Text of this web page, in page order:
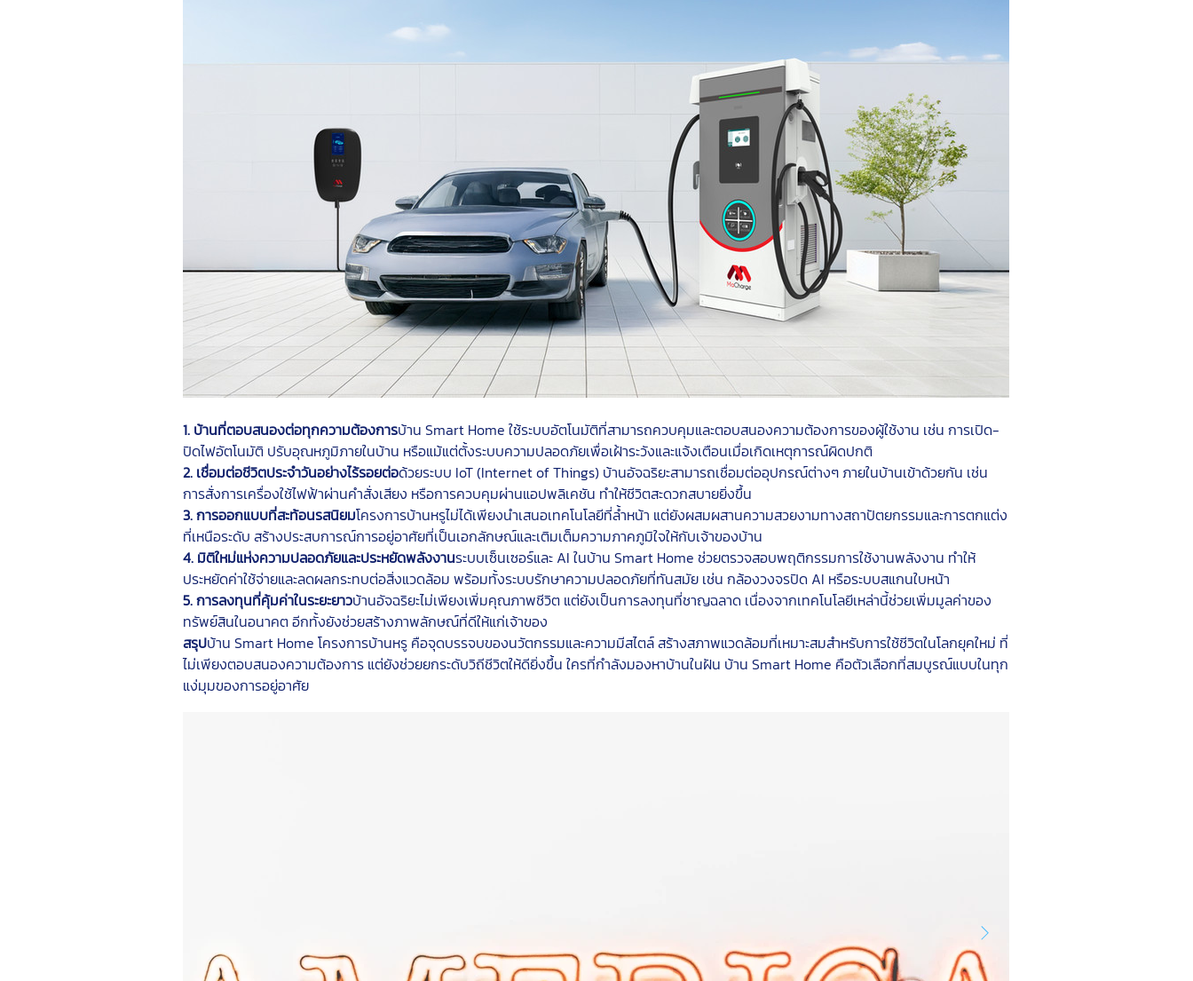
1. บ้านที่ตอบสนองต่อทุกความต้องการบ้าน Smart Home ใช้ระบบอัตโนมัติที่สามารถควบคุมและตอบสนองความต้องการของผู้ใช้งาน เช่น การเปิด-
ปิดไฟอัตโนมัติ ปรับอุณหภูมิภายในบ้าน หรือแม้แต่ตั้งระบบความปลอดภัยเพื่อเฝ้าระวังและแจ้งเตือนเมื่อเกิดเหตุการณ์ผิดปกติ
2. เชื่อมต่อชีวิตประจำวันอย่างไร้รอยต่อด้วยระบบ IoT (Internet of Things) บ้านอัจฉริยะสามารถเชื่อมต่ออุปกรณ์ต่างๆ ภายในบ้านเข้าด้วยกัน เช่น
การสั่งการเครื่องใช้ไฟฟ้าผ่านคำสั่งเสียง หรือการควบคุมผ่านแอปพลิเคชัน ทำให้ชีวิตสะดวกสบายยิ่งขึ้น
3. การออกแบบที่สะท้อนรสนิยมโครงการบ้านหรูไม่ได้เพียงนำเสนอเทคโนโลยีที่ล้ำหน้า แต่ยังผสมผสานความสวยงามทางสถาปัตยกรรมและการตกแต่ง
ที่เหนือระดับ สร้างประสบการณ์การอยู่อาศัยที่เป็นเอกลักษณ์และเติมเต็มความภาคภูมิใจให้กับเจ้าของบ้าน
4. มิติใหม่แห่งความปลอดภัยและประหยัดพลังงานระบบเซ็นเซอร์และ AI ในบ้าน Smart Home ช่วยตรวจสอบพฤติกรรมการใช้งานพลังงาน ทำให้
ประหยัดค่าใช้จ่ายและลดผลกระทบต่อสิ่งแวดล้อม พร้อมทั้งระบบรักษาความปลอดภัยที่ทันสมัย เช่น กล้องวงจรปิด AI หรือระบบสแกนใบหน้า
5. การลงทุนที่คุ้มค่าในระยะยาวบ้านอัจฉริยะไม่เพียงเพิ่มคุณภาพชีวิต แต่ยังเป็นการลงทุนที่ชาญฉลาด เนื่องจากเทคโนโลยีเหล่านี้ช่วยเพิ่มมูลค่าของ
ทรัพย์สินในอนาคต อีกทั้งยังช่วยสร้างภาพลักษณ์ที่ดีให้แก่เจ้าของ
สรุปบ้าน Smart Home โครงการบ้านหรู คือจุดบรรจบของนวัตกรรมและความมีสไตล์ สร้างสภาพแวดล้อมที่เหมาะสมสำหรับการใช้ชีวิตในโลกยุคใหม่ ที่
ไม่เพียงตอบสนองความต้องการ แต่ยังช่วยยกระดับวิถีชีวิตให้ดียิ่งขึ้น ใครที่กำลังมองหาบ้านในฝัน บ้าน Smart Home คือตัวเลือกที่สมบูรณ์แบบในทุก
แง่มุมของการอยู่อาศัย